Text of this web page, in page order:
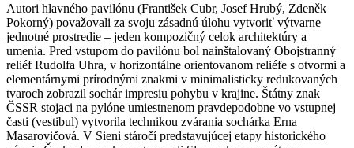
Autori hlavného pavilónu (František Cubr, Josef Hrubý, Zdeněk
Pokorný) považovali za svoju zásadnú úlohu vytvoriť výtvarne
jednotné prostredie – jeden kompozičný celok architektúry a
umenia. Pred vstupom do pavilónu bol nainštalovaný Obojstranný
reliéf Rudolfa Uhra, v horizontálne orientovanom reliéfe s otvormi a
elementárnymi prírodnými znakmi v minimalisticky redukovaných
tvaroch zobrazil sochár impresiu pohybu v krajine. Štátny znak
ČSSR stojaci na pylóne umiestnenom pravdepodobne vo vstupnej
časti (vestibul) vytvorila technikou zvárania sochárka Erna
Masarovičová. V Sieni stáročí predstavujúcej etapy historického